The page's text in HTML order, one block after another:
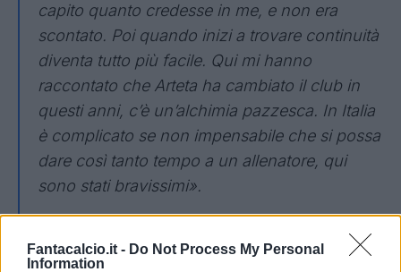
Fantacalcio.it - Do Not Process My Personal
Information
capito quanto credesse in me, e non era
scontato. Poi quando inizi a trovare continuità
diventa tutto più facile. Qui mi hanno
raccontato che Arteta ha cambiato il club in
questi anni, c’è un’alchimia pazzesca. In Italia
è complicato se non impensabile che si possa
dare così tanto tempo a un allenatore, qui
sono stati bravissimi».
State preparando qualcosa di particolare sui
piazzati per il Psg?